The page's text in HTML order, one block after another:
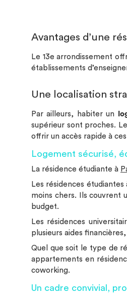
Avantages d’une
Le 13e arrondissement
établissements
Une localisation
Par ailleurs, habiter un
supérieur sont proches.
offrir un accès rapide à
Logement sécurisé,
La résidence étudiante à
Les résidences
moins chers. Ils couvrent
budget.
Les résidences
plusieurs aides
Quel que soit le type de
appartements en
coworking.
Un cadre convivial,